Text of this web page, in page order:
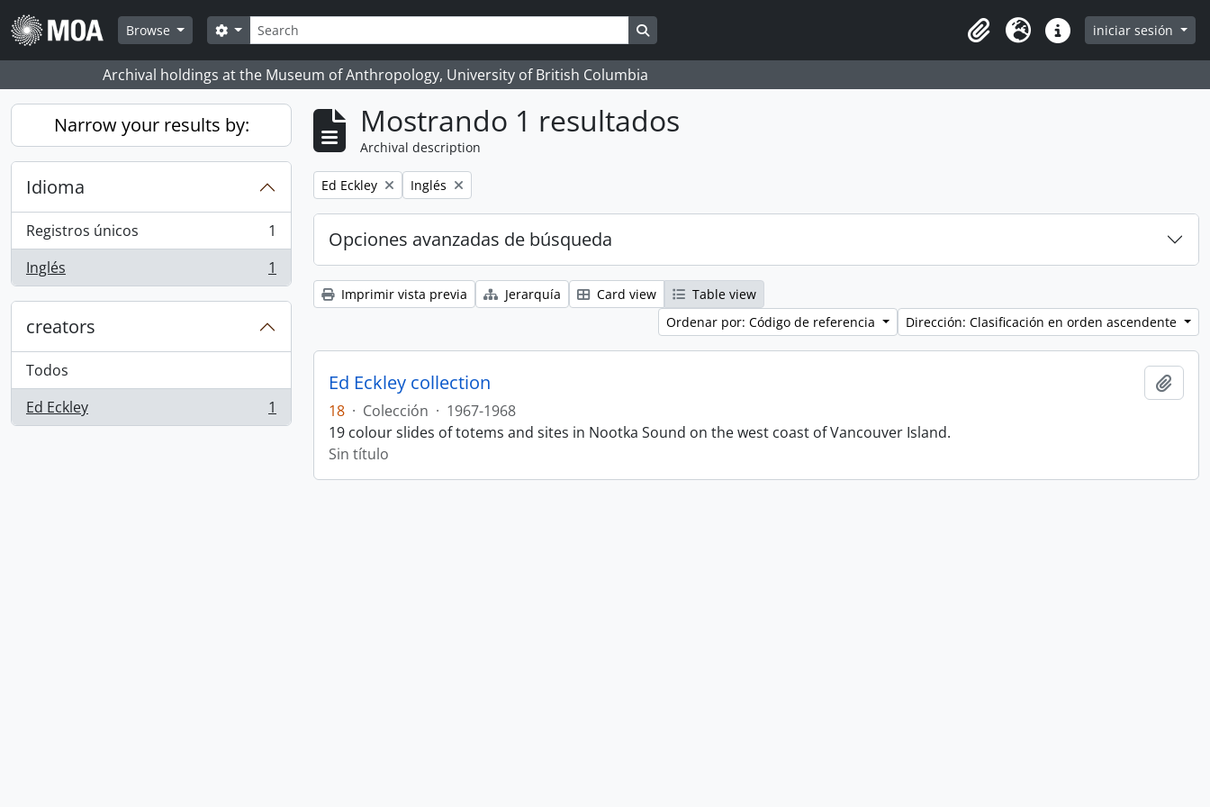
Skip to main content
Browse
Búsqueda
Search options Search in browse page
Clipboard
Idioma Enlaces rápidos
iniciar sesión
Archival holdings at the Museum of Anthropology, University of British Columbia
Narrow your results by:
Idioma
Registros únicos
, 1 resultados
1
Inglés
, 1 resultados 1
creators
Todos
Ed Eckley
, 1 resultados 1
Mostrando 1 resultados
Archival description
Remove filter:
Ed Eckley Remove filter:
Inglés
Opciones avanzadas de búsqueda
Imprimir vista previa Jerarquía Card view
Table view
Ordenar por: Código de referencia
Dirección: Clasificación en orden ascendente
Ed Eckley collection
18 · Colección · 1967-1968
19 colour slides of totems and sites in Nootka Sound on the west coast of Vancouver Island.
Sin título